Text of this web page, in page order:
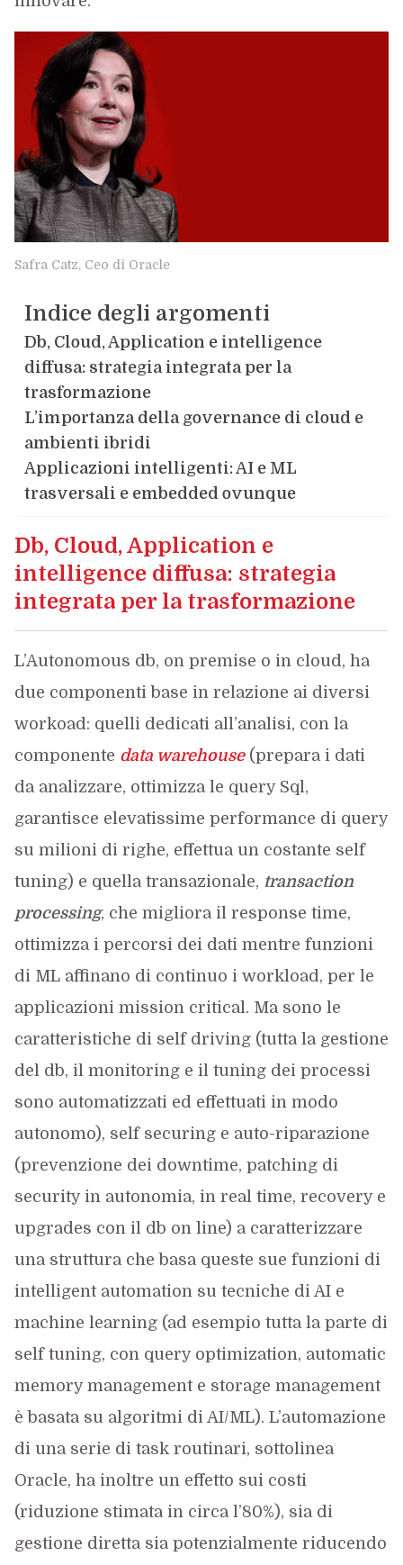
Safra Catz, Ceo di Oracle
Indice degli argomenti
Db, Cloud, Application e intelligence
diffusa: strategia integrata per la
trasformazione
L’importanza della governance di cloud e
ambienti ibridi
Applicazioni intelligenti: AI e ML
trasversali e embedded ovunque
Db, Cloud, Application e
intelligence diffusa: strategia
integrata per la trasformazione
L’Autonomous db, on premise o in cloud, ha
due componenti base in relazione ai diversi
workoad: quelli dedicati all’analisi, con la
componente data warehouse(prepara i dati
da analizzare, ottimizza le query Sql,
garantisce elevatissime performance di query
su milioni di righe, effettua un costante self
tuning) e quella transazionale, transaction
processing, che migliora il response time,
ottimizza i percorsi dei dati mentre funzioni
di ML affinano di continuo i workload, per le
applicazioni mission critical. Ma sono le
caratteristiche di self driving (tutta la gestione
del db, il monitoring e il tuning dei processi
sono automatizzati ed effettuati in modo
autonomo), self securing e auto-riparazione
(prevenzione dei downtime, patching di
security in autonomia, in real time, recovery e
upgrades con il db on line) a caratterizzare
una struttura che basa queste sue funzioni di
intelligent automation su tecniche di AI e
machine learning (ad esempio tutta la parte di
self tuning, con query optimization, automatic
memory management e storage management
è basata su algoritmi di AI/ML). L’automazione
di una serie di task routinari, sottolinea
Oracle, ha inoltre un effetto sui costi
(riduzione stimata in circa l’80%), sia di
gestione diretta sia potenzialmente riducendo